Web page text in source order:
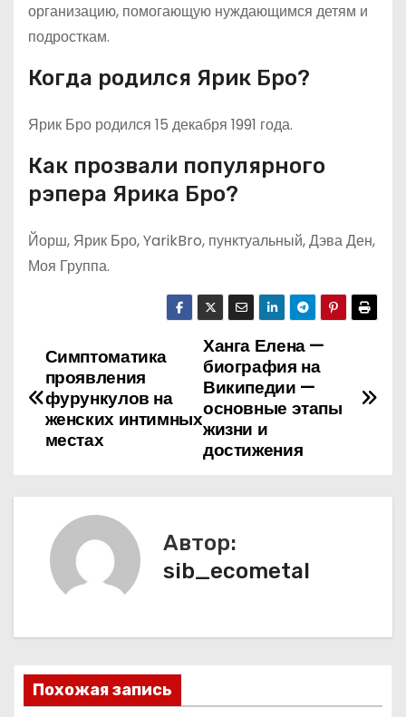
организацию, помогающую нуждающимся детям и
подросткам.
Когда родился Ярик Бро?
Ярик Бро родился 15 декабря 1991 года.
Как прозвали популярного
рэпера Ярика Бро?
Йорш, Ярик Бро, YarikBro, пунктуальный, Дэва Ден,
Моя Группа.
Н
а
г
п
Ханга Елена —
биография на
Википедии —
основные этапы
жизни и
достижения
Симптоматика
проявления
фурункулов на
женских интимных
местах
Автор:
sib_ecometal
Похожая запись